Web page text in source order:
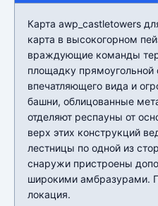
Карта awp_castletowers
карта в высокогорном
враждующие команды
площадку
впечатляющего вида и
башни, облицованные
отделяют респауны от
верх этих конструкций
лестницы по одной из
снаружи пристроены
широкими амбразурами.
локация.